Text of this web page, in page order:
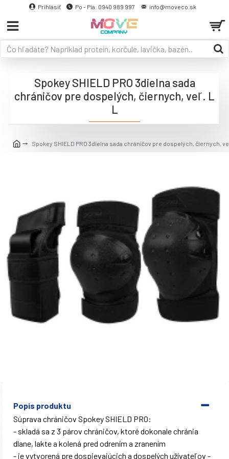
Prihlásiť Po - Pia: 0940 989 997 info@moveco.sk
Spokey SHIELD PRO 3dielna sada chráničov pre dospelých, čiernych,
Spokey SHIELD PRO 3dielna sada
chráničov pre dospelých, čiernych, veľ. L
L
Popis produktu
Súprava chráničov Spokey SHIELD PRO:
- skladá sa z 3 párov chráničov, ktoré dokonale chránia
dlane, lakte a kolená pred odrením a zranením
- je vytvorená pre dospievajúcich a dospelých užívateľov -